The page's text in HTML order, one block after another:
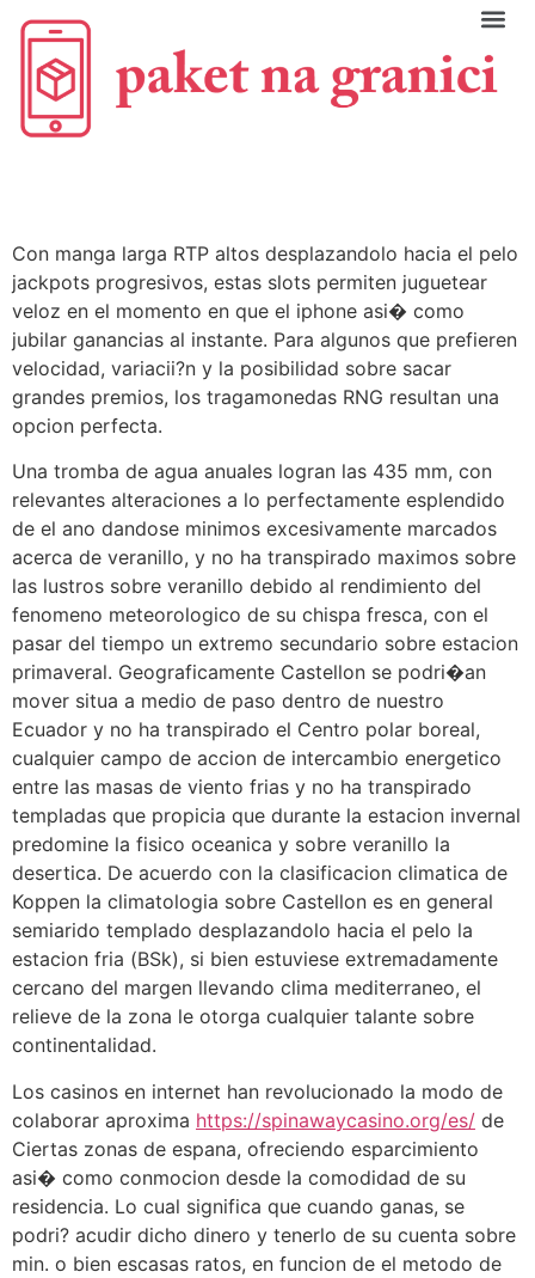
Con manga larga RTP altos desplazandolo hacia el pelo
jackpots progresivos, estas slots permiten juguetear
veloz en el momento en que el iphone asi� como
jubilar ganancias al instante. Para algunos que prefieren
velocidad, variacii?n y la posibilidad sobre sacar
grandes premios, los tragamonedas RNG resultan una
opcion perfecta.
Una tromba de agua anuales logran las 435 mm, con
relevantes alteraciones a lo perfectamente esplendido
de el ano dandose minimos excesivamente marcados
acerca de veranillo, y no ha transpirado maximos sobre
las lustros sobre veranillo debido al rendimiento del
fenomeno meteorologico de su chispa fresca, con el
pasar del tiempo un extremo secundario sobre estacion
primaveral. Geograficamente Castellon se podri�an
mover situa a medio de paso dentro de nuestro
Ecuador y no ha transpirado el Centro polar boreal,
cualquier campo de accion de intercambio energetico
entre las masas de viento frias y no ha transpirado
templadas que propicia que durante la estacion invernal
predomine la fisico oceanica y sobre veranillo la
desertica. De acuerdo con la clasificacion climatica de
Koppen la climatologia sobre Castellon es en general
semiarido templado desplazandolo hacia el pelo la
estacion fria (BSk), si bien estuviese extremadamente
cercano del margen llevando clima mediterraneo, el
relieve de la zona le otorga cualquier talante sobre
continentalidad.
Los casinos en internet han revolucionado la modo de
colaborar aproxima https://spinawaycasino.org/es/ de
Ciertas zonas de espana, ofreciendo esparcimiento
asi� como conmocion desde la comodidad de su
residencia. Lo cual significa que cuando ganas, se
podri? acudir dicho dinero y tenerlo de su cuenta sobre
min. o bien escasas ratos, en funcion de el metodo de